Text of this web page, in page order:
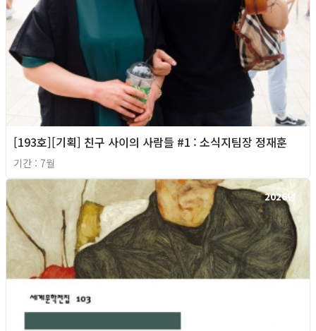
[193호][기획] 친구 사이의 사람들 #1 : 소식지팀장 정재훈
기간 : 7월
2026년